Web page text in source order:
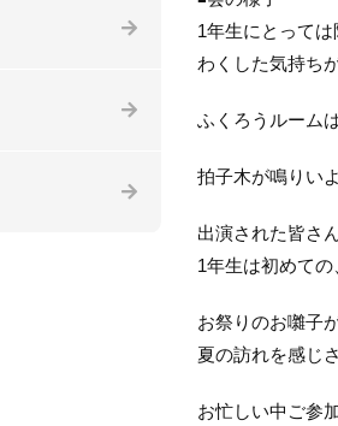
1年生にとって
わくした気持ち
ふくろうルーム
拍子木が鳴りい
出演された皆さ
1年生は初めて
お祭りのお囃子
夏の訪れを感じ
お忙しい中ご参